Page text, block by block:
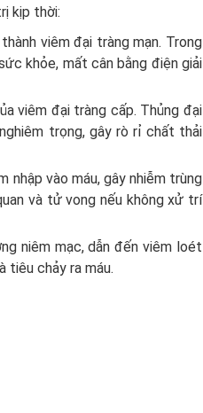
kịp thời:
viêm đại tràng mạn. Trong
khỏe, mất cân bằng điện giải
viêm đại tràng cấp. Thủng đại
trọng, gây rò rỉ chất thải
nhập vào máu, gây nhiễm trùng
và tử vong nếu không xử trí
niêm mạc, dẫn đến viêm loét
tiêu chảy ra máu.